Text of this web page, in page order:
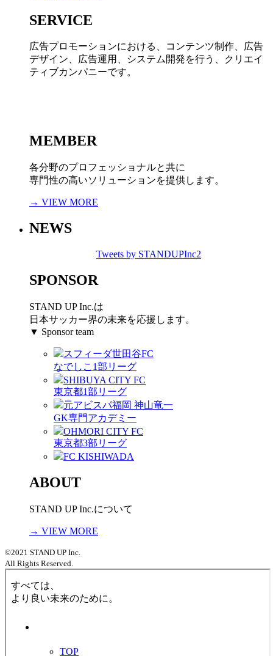
SERVICE
広告プロモーションにおける、コンテンツ制作、広告
デザイン、広告運用、システム開発を行う、
クリエイ
ティブカンパニーです。
MEMBER
各分野のプロフェッショナルと共に
専門性の高いソリューションを提供します。
→ VIEW MORE
NEWS
Tweets by STANDUPInc2
SPONSOR
STAND UP Inc.は
日本サッカー界の未来を応援します。
▼ Sponsor team
スフィーダ世田谷FC
なでしこ1部リーグ
SHIBUYA CITY FC
東京都1部リーグ
元アビスパ福岡 神山竜一
GK専門アカデミー
OHMORI CITY FC
東京都3部リーグ
FC KISHIWADA
ABOUT
STAND UP Inc.について
→ VIEW MORE
©2021 STAND UP Inc.
All Rights Reserved.